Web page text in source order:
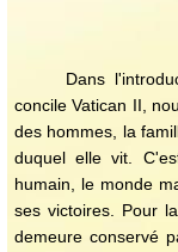
Dans
concile Vatican II,
des hommes, la
duquel elle vit.
humain, le monde
ses victoires. Pour
demeure conservé